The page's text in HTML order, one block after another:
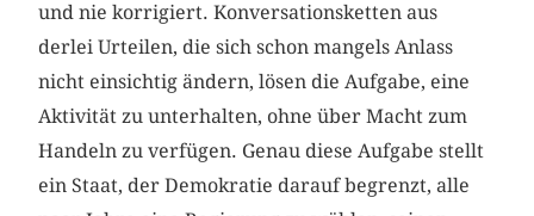
und nie korrigiert. Konversationsketten aus
derlei Urteilen, die sich schon mangels Anlass
nicht einsichtig ändern, lösen die Aufgabe, eine
Aktivität zu unterhalten, ohne über Macht zum
Handeln zu verfügen. Genau diese Aufgabe stellt
ein Staat, der Demokratie darauf begrenzt, alle